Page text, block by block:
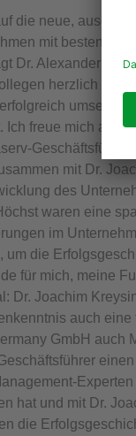
die neue,
mit besten
Dr. Alexander
herzlich
Ich freue mich auf
mit Dr.
des
waren eine
im
um die
für mich, meine
Dr. Joachim
auch
GmbH auch
hat und mit Dr.
die